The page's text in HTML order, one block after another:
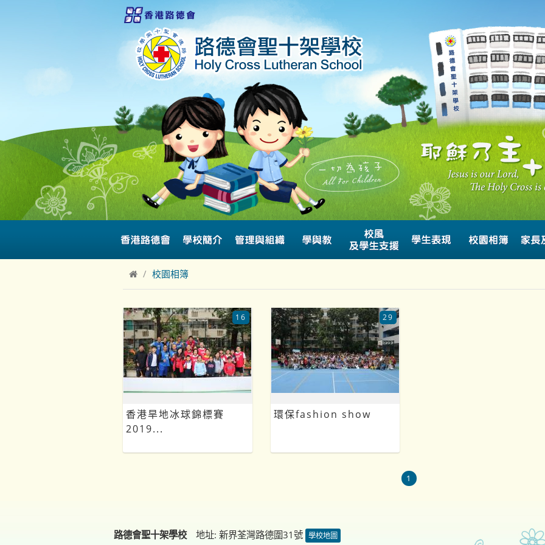
校園相簿
香港旱地冰球錦標賽
2019...
16
環保fashion show
29
1
路德會聖十架學校 地址: 新界荃灣路德圍31號 學校地圖